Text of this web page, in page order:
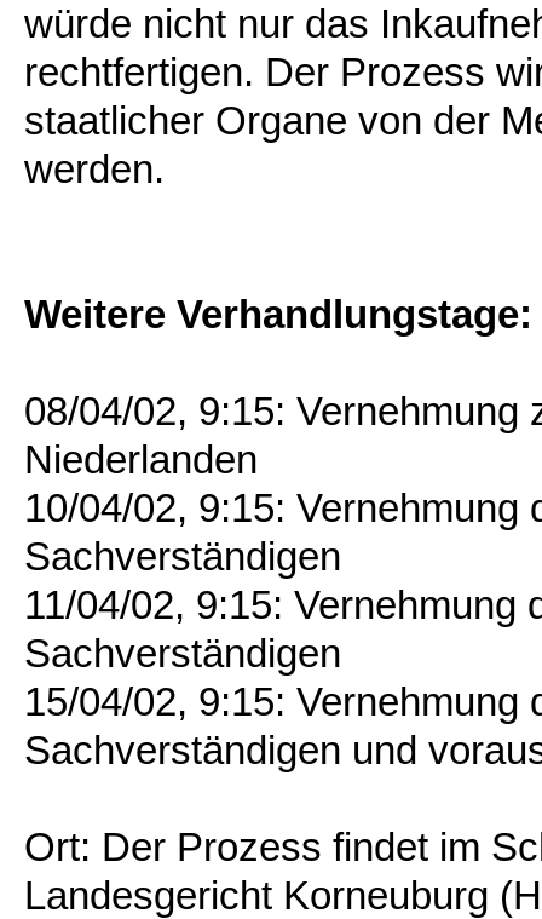
würde nicht nur das
rechtfertigen. Der Prozess
staatlicher Organe von der
werden.
Weitere Verhandlungstage:
08/04/02, 9:15:
Niederlanden
10/04/02, 9:15:
Sachverständigen
11/04/02, 9:15: Vernehmung
Sachverständigen
15/04/02, 9:15: Vernehmung
Sachverständigen und
Ort: Der Prozess findet im
Landesgericht Korneuburg